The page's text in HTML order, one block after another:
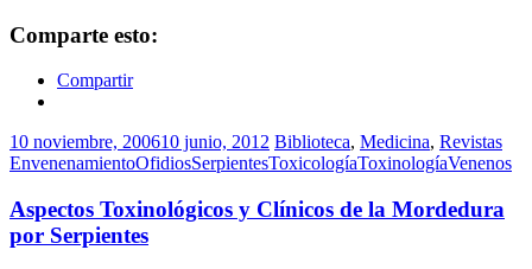
Comparte esto:
Compartir
10 noviembre, 200610 junio, 2012 Biblioteca, Medicina, Revistas
EnvenenamientoOfidiosSerpientesToxicologíaToxinologíaVenenos
Aspectos Toxinológicos y Clínicos de la Mordedura
por Serpientes